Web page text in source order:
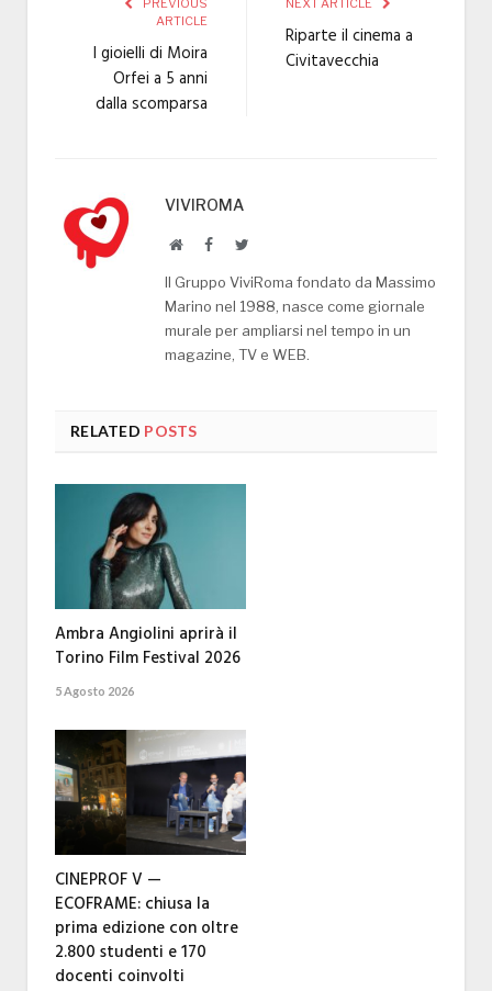
PREVIOUS
ARTICLE
I gioielli di Moira
Orfei a 5 anni
dalla scomparsa
NEXT ARTICLE
Riparte il cinema a
Civitavecchia
VIVIROMA
WebsiteFacebookTwitter
Il Gruppo ViviRoma fondato da Massimo
Marino nel 1988, nasce come giornale
murale per ampliarsi nel tempo in un
magazine, TV e WEB.
RELATED POSTS
Ambra Angiolini aprirà il
Torino Film Festival 2026
5 Agosto 2026
CINEPROF V —
ECOFRAME: chiusa la
prima edizione con oltre
2.800 studenti e 170
docenti coinvolti